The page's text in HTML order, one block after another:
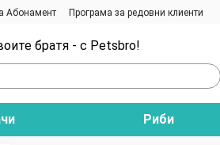
Абонамент
Програма за редовни клиенти
братя - с Petsbro!
Риби